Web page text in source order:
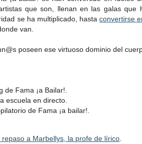
que son, llenan en las galas que
se ha multiplicado, hastaconvertirse
van.
poseen ese virtuoso dominio del
de Fama ¡a Bailar!.
escuela en directo.
de Fama ¡a bailar!.
repaso a Marbellys, la profe de lírico